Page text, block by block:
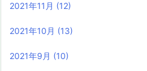
2021年11月 (12)
2021年10月 (13)
2021年9月 (10)